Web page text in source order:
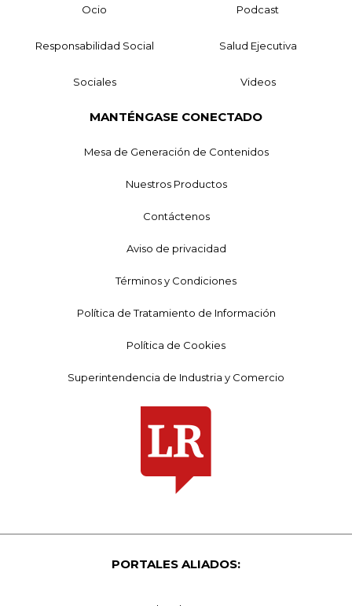
Ocio Podcast
Responsabilidad Social Salud Ejecutiva
Sociales Videos
MANTÉNGASE CONECTADO
Mesa de Generación de Contenidos
Nuestros Productos
Contáctenos
Aviso de privacidad
Términos y Condiciones
Política de Tratamiento de Información
Política de Cookies
Superintendencia de Industria y Comercio
PORTALES ALIADOS: